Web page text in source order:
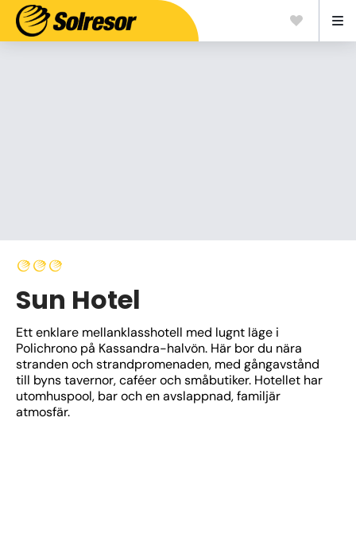
Sun Hotel
Ett enklare mellanklasshotell med lugnt läge i
Polichrono på Kassandra-halvön. Här bor du nära
stranden och strandpromenaden, med gångavstånd
till byns tavernor, caféer och småbutiker. Hotellet har
utomhuspool, bar och en avslappnad, familjär
atmosfär.